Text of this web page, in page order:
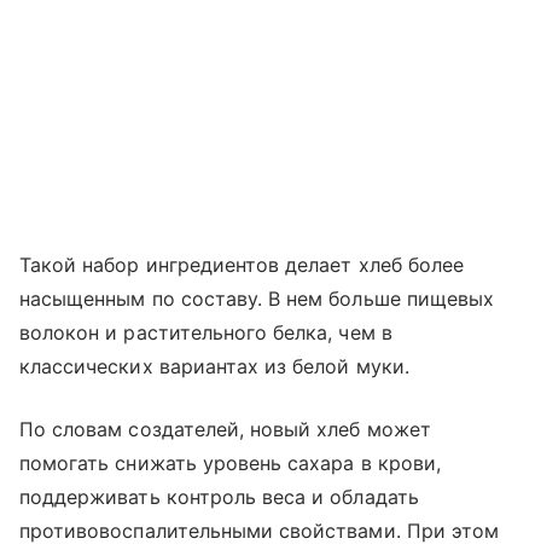
Такой набор ингредиентов делает хлеб более
насыщенным по составу. В нем больше пищевых
волокон и растительного белка, чем в
классических вариантах из белой муки.
По словам создателей, новый хлеб может
помогать снижать уровень сахара в крови,
поддерживать контроль веса и обладать
противовоспалительными свойствами. При этом